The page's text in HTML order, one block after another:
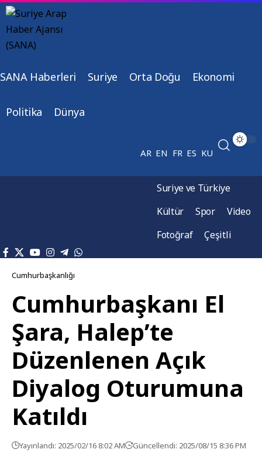
SANA Haberleri Suriye Orta Doğu Ekonomi
Politika Dünya
AR EN FR ES KU
Suriye ve Türkiye
Kültür
Spor
Video
Fotoğraf
Çeşitli
Cumhurbaşkanlığı
Cumhurbaşkanı El
Şara, Halep’te
Düzenlenen Açık
Diyalog Oturumuna
Katıldı
Yayınlandı: 2025/02/16 8:02 AM Güncellendi: 2025/08/15 8:36 PM